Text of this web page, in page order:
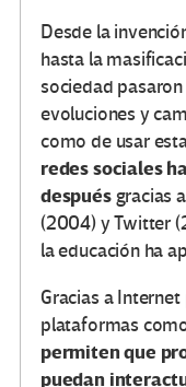
Desde la
hasta la
sociedad
evoluciones y
como de usar
redes sociales
despuésgracias
(2004) y Twitter
la educación ha
Gracias a
plataformas
permiten que
puedan